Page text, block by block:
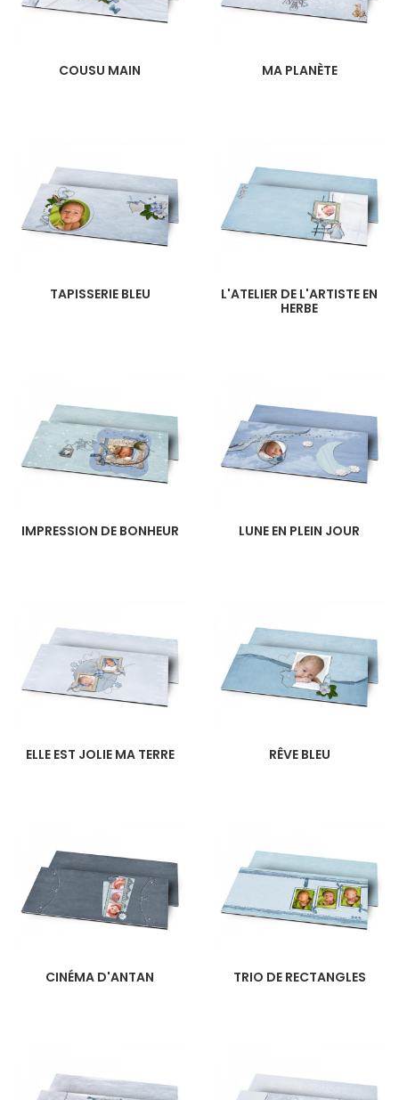
COUSU MAIN MA PLANÈTE
TAPISSERIE BLEU
L'ATELIER DE L'ARTISTE EN
HERBE
IMPRESSION DE BONHEUR LUNE EN PLEIN JOUR
ELLE EST JOLIE MA TERRE RÊVE BLEU
CINÉMA D'ANTAN TRIO DE RECTANGLES